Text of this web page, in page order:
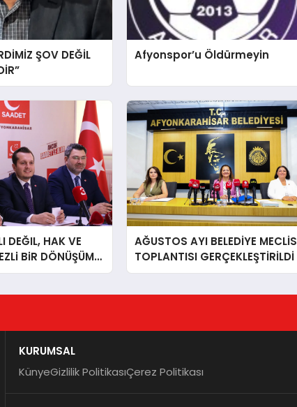
ŞOV DEĞİL
Afyonspor’u Öldürmeyin
DEĞIL, HAK VE
BiR DÖNÜŞÜM
AĞUSTOS AYI BELEDİYE MECLİS
TOPLANTISI GERÇEKLEŞTİRİLDİ
KURUMSAL
KünyeGizlilik PolitikasıÇerez Politikası